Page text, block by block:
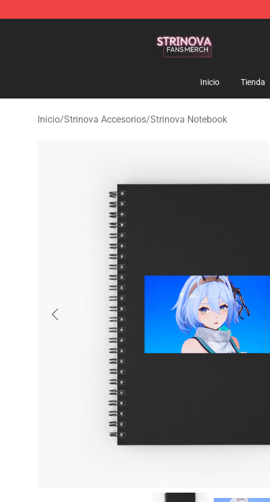
Inicio Tienda
Inicio/Strinova Accesorios/Strinova Notebook